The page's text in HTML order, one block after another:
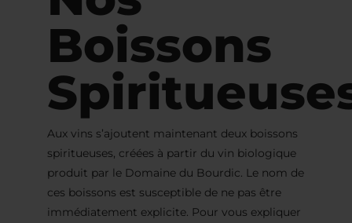
Boissons
Aux vins s’ajoutent maintenant deux boissons
spiritueuses, créées à partir du vin biologique
produit par le Domaine du Bourdic. Le nom de
ces boissons est susceptible de ne pas être
immédiatement explicite. Pour vous expliquer